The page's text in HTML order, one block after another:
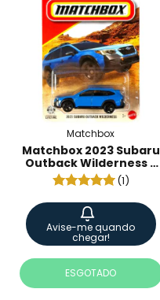
Matchbox
Matchbox 2023 Subaru
Outback Wilderness -
JHM26 (1)
Avise-me quando
chegar!
ESGOTADO